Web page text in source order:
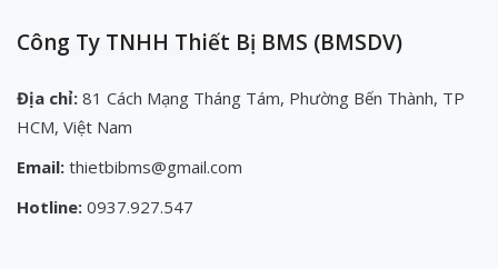
Công Ty TNHH Thiết Bị BMS (BMSDV)
Địa chỉ: 81 Cách Mạng Tháng Tám, Phường Bến Thành, TP
HCM, Việt Nam
Email: thietbibms@gmail.com
Hotline: 0937.927.547